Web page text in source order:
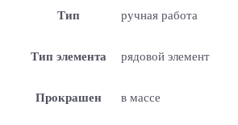
Тип ручная работа
Тип элемента рядовой элемент
Прокрашен в массе